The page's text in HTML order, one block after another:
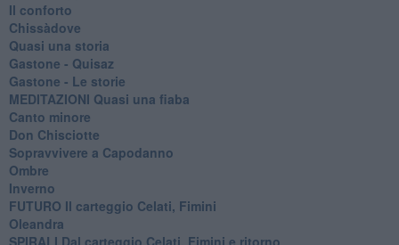
Il conforto
Chissàdove
Quasi una storia
Gastone - Quisaz
Gastone - Le storie
MEDITAZIONI Quasi una fiaba
Canto minore
Don Chisciotte
Sopravvivere a Capodanno
Ombre
Inverno
FUTURO Il carteggio Celati, Fimini
Oleandra
SPIRALI Dal carteggio Celati, Fimini e ritorno